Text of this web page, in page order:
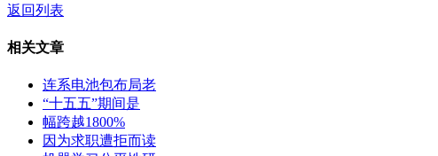
返回列表
相关文章
连系电池包布局老
“十五五”期间是
幅跨越1800%
因为求职遭拒而读